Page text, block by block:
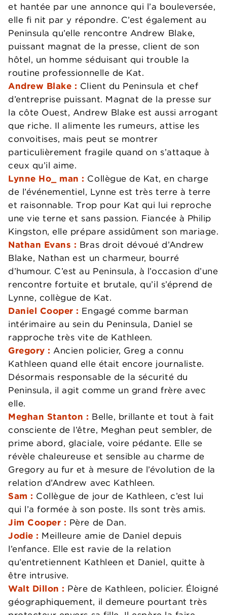
et hantée par une annonce qui l’a bouleversée,
elle fi nit par y répondre. C’est également au
Peninsula qu’elle rencontre Andrew Blake,
puissant magnat de la presse, client de son
hôtel, un homme séduisant qui trouble la
routine professionnelle de Kat.
Andrew Blake : Client du Peninsula et chef
d’entreprise puissant. Magnat de la presse sur
la côte Ouest, Andrew Blake est aussi arrogant
que riche. Il alimente les rumeurs, attise les
convoitises, mais peut se montrer
particulièrement fragile quand on s’attaque à
ceux qu’il aime.
Lynne Ho_ man : Collègue de Kat, en charge
de l’événementiel, Lynne est très terre à terre
et raisonnable. Trop pour Kat qui lui reproche
une vie terne et sans passion. Fiancée à Philip
Kingston, elle prépare assidûment son mariage.
Nathan Evans : Bras droit dévoué d’Andrew
Blake, Nathan est un charmeur, bourré
d’humour. C’est au Peninsula, à l’occasion d’une
rencontre fortuite et brutale, qu’il s’éprend de
Lynne, collègue de Kat.
Daniel Cooper : Engagé comme barman
intérimaire au sein du Peninsula, Daniel se
rapproche très vite de Kathleen.
Gregory :Ancien policier, Greg a connu
Kathleen quand elle était encore journaliste.
Désormais responsable de la sécurité du
Peninsula, il agit comme un grand frère avec
elle.
Meghan Stanton : Belle, brillante et tout à fait
consciente de l’être, Meghan peut sembler, de
prime abord, glaciale, voire pédante. Elle se
révèle chaleureuse et sensible au charme de
Gregory au fur et à mesure de l’évolution de la
relation d’Andrew avec Kathleen.
Sam : Collègue de jour de Kathleen, c’est lui
qui l’a formée à son poste. Ils sont très amis.
Jim Cooper : Père de Dan.
Jodie : Meilleure amie de Daniel depuis
l’enfance. Elle est ravie de la relation
qu’entretiennent Kathleen et Daniel, quitte à
être intrusive.
Walt Dillon : Père de Kathleen, policier. Éloigné
géographiquement, il demeure pourtant très